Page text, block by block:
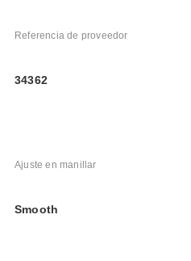
Referencia de proveedor
34362
Ajuste en manillar
Smooth